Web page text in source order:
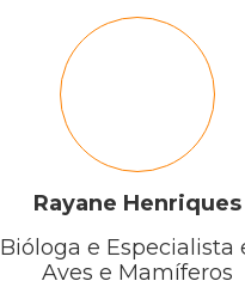
Rayane Henriques
Bióloga e Especialista
Aves e Mamíferos